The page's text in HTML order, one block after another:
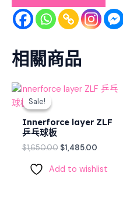
相關商品
Sale!
Sale!
Innerforce layer ZLF
乒乓球板
$1,650.00
Original
price
$1,650.00.
$1,485.00
Current
Add to wishlist